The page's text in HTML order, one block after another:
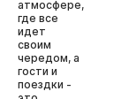
атмосфере,
где все
идет
своим
чередом, а
гости и
поездки -